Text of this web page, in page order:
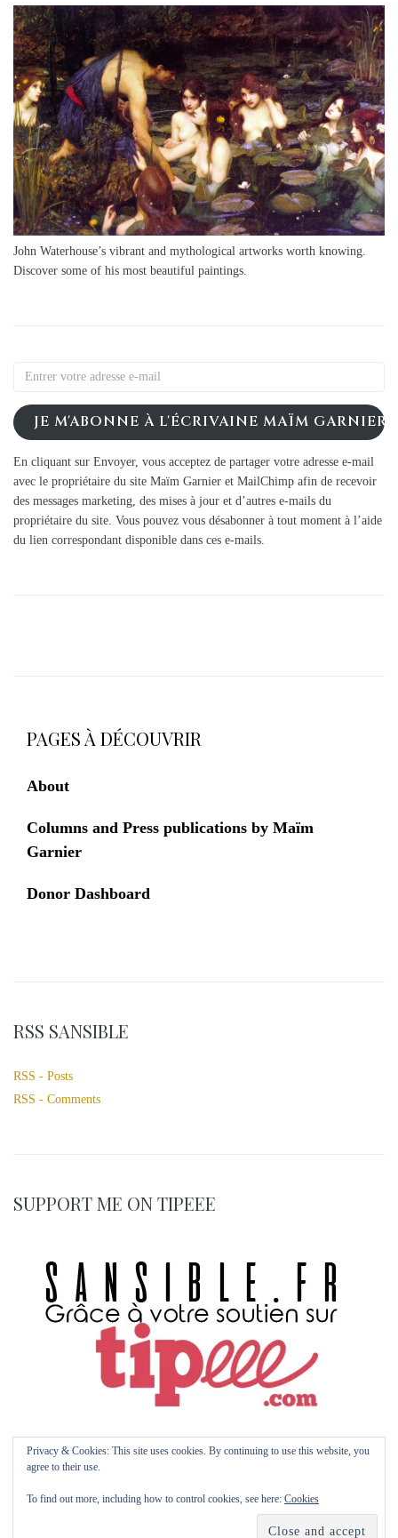
John Waterhouse’s vibrant and mythological artworks worth knowing.
Discover some of his most beautiful paintings.
JE M'ABONNE À L'ÉCRIVAINE MAÏM GARNIER
En cliquant sur Envoyer, vous acceptez de partager votre adresse e-mail
avec le propriétaire du site Maïm Garnier et MailChimp afin de recevoir
des messages marketing, des mises à jour et d’autres e-mails du
propriétaire du site. Vous pouvez vous désabonner à tout moment à l’aide
du lien correspondant disponible dans ces e-mails.
PAGES À DÉCOUVRIR
About
Columns and Press publications by Maïm
Garnier
Donor Dashboard
RSS SANSIBLE
RSS - Posts
RSS - Comments
SUPPORT ME ON TIPEEE
© 2026 Sansible.fr by Maïm Garnier | with Kava | Multipurpose WP Theme with
Privacy & Cookies: This site uses cookies. By continuing to use this website, you
agree to their use.
To find out more, including how to control cookies, see here: Cookies